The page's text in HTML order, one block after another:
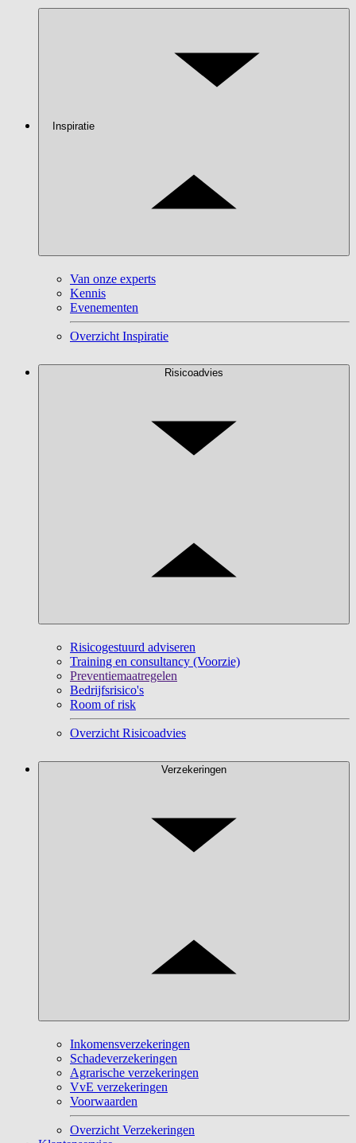
Inspiratie
Van onze experts
Kennis
Evenementen
Overzicht Inspiratie
Risicoadvies
Risicogestuurd adviseren
Training en consultancy (Voorzie)
Preventiemaatregelen
Bedrijfsrisico's
Room of risk
Overzicht Risicoadvies
Verzekeringen
Inkomensverzekeringen
Schadeverzekeringen
Agrarische verzekeringen
VvE verzekeringen
Voorwaarden
Overzicht Verzekeringen